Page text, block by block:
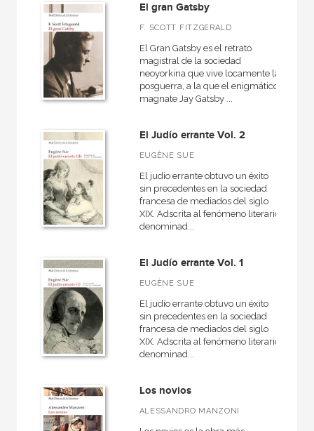
El gran Gatsby
F. SCOTT FITZGERALD
El Gran Gatsby es el retrato
magistral de la sociedad
neoyorkina que vive locamente la
posguerra, a la que el enigmático
magnate Jay Gatsby ...
El Judío errante Vol. 2
EUGÈNE SUE
El judío errante obtuvo un éxito
sin precedentes en la sociedad
francesa de mediados del siglo
XIX. Adscrita al fenómeno literario
denominad...
El Judío errante Vol. 1
EUGÈNE SUE
El judío errante obtuvo un éxito
sin precedentes en la sociedad
francesa de mediados del siglo
XIX. Adscrita al fenómeno literario
denominad...
Los novios
ALESSANDRO MANZONI